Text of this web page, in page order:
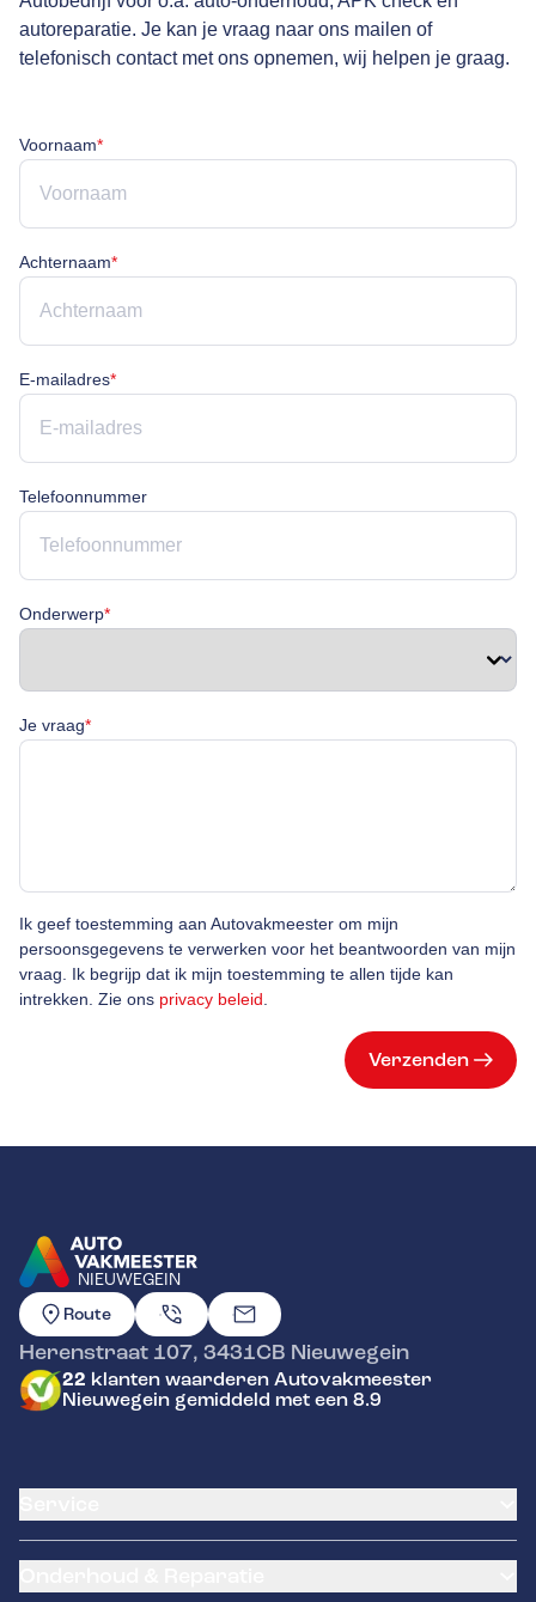
autoreparatie. Je kan je vraag naar ons mailen of
telefonisch contact met ons opnemen, wij helpen je graag.
Voornaam*Voornaam is verplicht
Achternaam*Achternaam is verplicht
E-mailadres*E-mailadres is verplicht
Telefoonnummer
Onderwerp*Onderwerp is verplicht
Je vraag*Je vraag is verplicht
Ik geef toestemming aan Autovakmeester om mijn
persoonsgegevens te verwerken voor het beantwoorden van mijn
vraag. Ik begrijp dat ik mijn toestemming te allen tijde kan
intrekken. Zie ons privacy beleid
Verzenden
NIEUWEGEIN
GA NAAR DE HOMEPAGINA
Route
Herenstraat 107, 3431CB Nieuwegein
22 klanten waarderen Autovakmeester
Nieuwegein gemiddeld met een 8.9